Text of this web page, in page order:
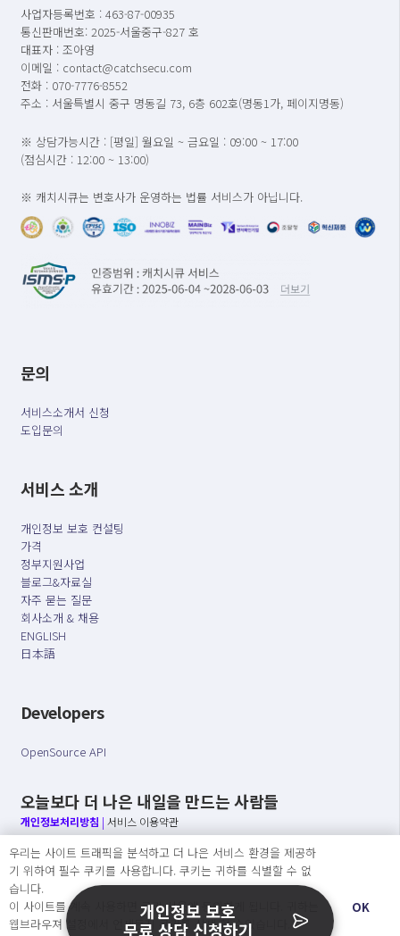
사업자등록번호 : 463-87-00935
통신판매번호: 2025-서울중구-827 호
대표자 : 조아영
이메일 : contact@catchsecu.com
전화 : 070-7776-8552
주소 : 서울특별시 중구 명동길 73, 6층 602호(명동1가, 페이지명동)
※ 상담가능시간 : [평일] 월요일 ~ 금요일 : 09:00 ~ 17:00
(점심시간 : 12:00 ~ 13:00)
※ 캐치시큐는 변호사가 운영하는 법률 서비스가 아닙니다.
문의
서비스소개서 신청
도입문의
서비스 소개
개인정보 보호 컨설팅
가격
정부지원사업
블로그&자료실
자주 묻는 질문
회사소개 & 채용
ENGLISH
日本語
Developers
OpenSource API
오늘보다 더 나은 내일을 만드는 사람들
개인정보처리방침 | 서비스 이용약관
○ 개인정보보호 컴플라이언스를 선도하겠습니다.
○ 정보주체의 권리를 보장하겠습니다.
○ 기업의 개인정보보호를 위한 효율적 관리를 보장하겠습니다.
우리는 사이트 트래픽을 분석하고 더 나은 서비스 환경을 제공하
기 위하여 필수 쿠키를 사용합니다. 쿠키는 귀하를 식별할 수 없
습니다.
이 사이트를 계속 사용하면 쿠키 사용에 동의하게 됩니다. 귀하는
웹브라우져 설정에서 언제든지 쿠키를 삭제 할 수있습니다.
OK
개인정보 보호
무료 상담 신청하기